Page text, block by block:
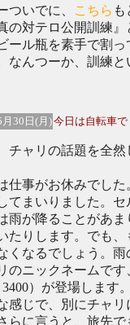
いでに、 こちら
対テロ公開訓練』
ール瓶を素手で割っ
なんつーか、訓練
30日(月)今日は自転車で
チャリの話題を全然
仕事がお休みでした
てまいりました。
雨が降ることがあま
たりします。でも
くなるでしょう。
のニックネームで
3400）が登場します
感じで、別にチャリ
らに言うと、旅先